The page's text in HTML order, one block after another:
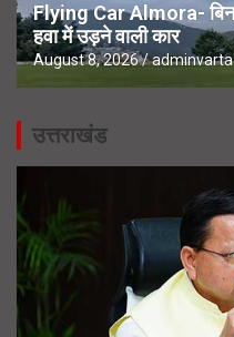
Flying Car Almora-
हवा में उड़ने वाली कार
August 8, 2026 adminvarta
उत्तराखंड